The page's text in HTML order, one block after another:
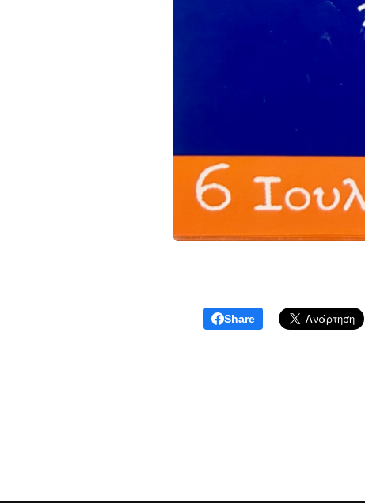
Share